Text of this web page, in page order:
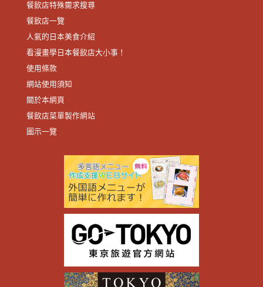
餐飲店特殊需求搜尋
餐飲店一覽
人氣的日本美食介紹
看漫畫學日本餐飲店大小事！
使用條款
網站使用須知
關於本網頁
餐飲店菜單製作網站
圖示一覽